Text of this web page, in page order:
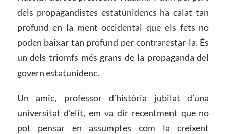
dels propagandistes estatunidencs ha calat tan
profund en la ment occidental que els fets no
poden baixar tan profund per contrarestar-la. És
un dels triomfs més grans de la propaganda del
govern estatunidenc.
Un amic, professor d’història jubilat d’una
universitat d’elit, em va dir recentment que no
pot pensar en assumptes com la creixent